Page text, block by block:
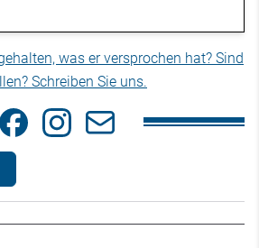
was er versprochen hat? Sind
Schreiben Sie uns.